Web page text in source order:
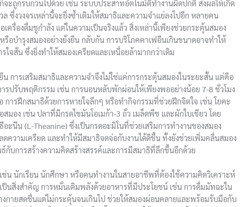
จะถูกรบกวนไปด้วย เช่น ระบบประสาทอัตโนมัติทำงานผิดปกติ ส่งผลให้เกิด
ซึ่งวงจรเหล่านี้จะยิ่งซ้ำเติมให้สมาธิและความจำแย่ลงไปอีก หลายคน
รื่องดื่มชูกำลัง แต่ในความเป็นจริงแล้ว สิ่งเหล่านี้เพียงช่วยกระตุ้นสมอง
อบำรุงสมองอย่างยั่งยืน กลับกัน การบริโภคคาเฟอีนเกินขนาดอาจทำให้
ใจสั่น ซึ่งยิ่งทำให้สมองเครียดและเหนื่อยล้ามากกว่าเดิม
การเสริมสมาธิและความจำจึงไม่ใช่แค่การกระตุ้นสมองในระยะสั้น แต่คือ
ารปรับพฤติกรรม เช่น การนอนหลับพักผ่อนให้เพียงพออย่างน้อย 7-8 ชั่วโมง
การฝึกสมาธิด้วยการหายใจลึกๆ หรือทำกิจกรรมที่ช่วยฝึกจิตใจ เช่น โยคะ
มอง เช่น ปลาที่มีกรดไขมันโอเมก้า-3 ถั่ว เมล็ดพืช และผักใบเขียว โดย
ะนีน (L-Theanine) ซึ่งเป็นกรดอะมิโนที่ช่วยเสริมการทำงานของสมอง
ความเครียด และทำให้มีสมาธิจดจ่อกับงานได้ดีขึ้น ทั้งยังช่วยเพิ่มคลื่นสมอง
กับการสร้างความคิดสร้างสรรค์และการมีสมาธิที่ลึกขึ้นอีกด้วย
น นักเรียน นักศึกษา หรือคนทำงานในสายอาชีพที่ต้องใช้ความคิดวิเคราะห์
ป็นสิ่งสำคัญ การหมั่นเติมพลังด้วยอาหารที่มีประโยชน์ เช่น การดื่มมัทฉะใน
กายสดชื่นแต่ไม่กระตุ้นจนเกินไป ช่วยให้สมองผ่อนคลายและพร้อมรับมือกับ